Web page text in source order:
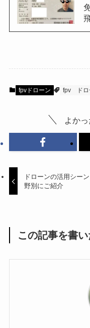
fpvドローン fpv ド
よか
ドローンの活用シー
野別にご紹介
この記事を書